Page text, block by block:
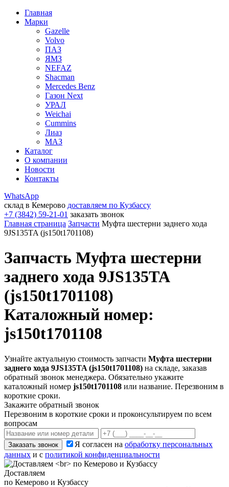
Главная
Марки
Gazelle
Volvo
ПАЗ
ЯМЗ
NEFAZ
Shacman
Mercedes Benz
Газон Next
УРАЛ
Weichai
Cummins
Лиаз
МАЗ
Каталог
О компании
Новости
Контакты
WhatsApp
склад в Кемерово доставляем по Кузбассу
+7 (3842) 59-21-01 заказать звонок
Главная страница Запчасти Муфта шестерни заднего хода
9JS135TA (js150t1701108)
Запчасть Муфта шестерни
заднего хода 9JS135TA
(js150t1701108)
Каталожный номер:
js150t1701108
Узнайте актуальную стоимость запчасти Муфта шестерни
заднего хода 9JS135TA (js150t1701108) на складе, заказав
обратный звонок менеджера. Обязательно укажите
каталожный номер js150t1701108 или название. Перезвоним в
короткие сроки.
Закажите обратный звонок
Перезвоним в короткие сроки и проконсультируем по всем
вопросам
Заказать звонок Я согласен на обработку персональных
данных и с политикой конфиденциальности
Доставляем
по Кемерово и Кузбассу